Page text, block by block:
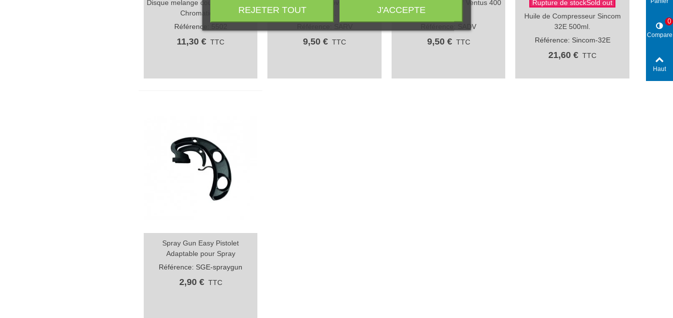
Aperçu rapide
Disque melange couleurs - Cercle
Chromatique
Référence: 5502
11,30 € TTC 9,50 € TTC
Spray adhesif definitif Ventus 400
Référence: SADV
9,50 € TTC
Aperçu rapide
Rupture de stockSold out
Huile de Compresseur Sincom
32E 500ml.
Référence: Sincom-32E
21,60 € TTC
Aperçu rapide
Spray Gun Easy Pistolet
Adaptable pour Spray
Référence: SGE-spraygun
2,90 € TTC
REJETER TOUT J'ACCEPTE
Compare
0
Haut